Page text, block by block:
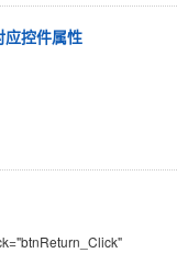
应控件属性